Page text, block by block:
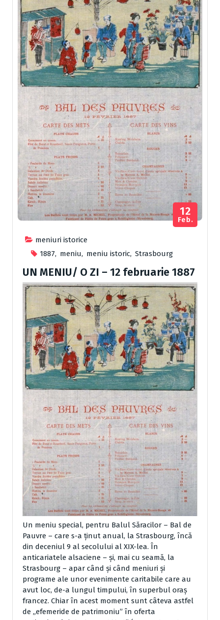
meniuri istorice
1887, meniu, meniu istoric, Strasbourg
12
Feb.
UN MENIU/ O ZI – 12 februarie 1887
Un meniu special, pentru Balul Săracilor – Bal de
Pauvre – care s-a ținut anual, la Strasbourg, încă
din deceniul 9 al secolului al XIX-lea. În
anticariatele alsaciene – și, mai cu seamă, la
Strasbourg – apar când și când meniuri și
programe ale unor evenimente caritabile care au
avut loc, de-a lungul timpului, în superbul oraș
francez. Chiar în acest moment sunt câteva astfel
de „efemeride de patrimoniu” în oferta